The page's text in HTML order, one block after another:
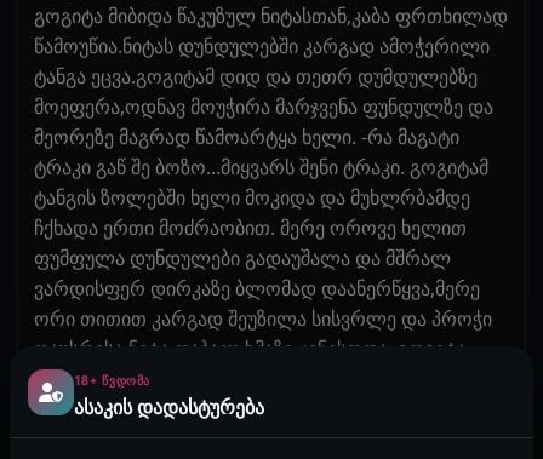
გოგიტა მიბიდა წაკუზულ ნიტასთან,კაბა ფრთხილად
წამოუწია.ნიტას დუნდულებში კარგად ამოჭერილი
ტანგა ეცვა.გოგიტამ დიდ და თეთრ დუმდულებზე
მოეფერა,ოდნავ მოუჭირა მარჯვენა ფუნდულზე და
მეორეზე მაგრად წამოარტყა ხელი. -რა მაგატი
ტრაკი გაწ შე ბოზო...მიყვარს შენი ტრაკი. გოგიტამ
ტანგის ზოლებში ხელი მოკიდა და მუხლრბამდე
ჩქხადა ერთი მოძრაობით. მერე ოროვე ხელით
ფუმფულა დუნდულები გადაუშალა და მშრალ
ვარდისფერ დირკაზე ბლომად დაანერწყვა,მერე
ორი თითით კარგად შეუზილა სისვრლე და პროჭი
დაუსრისა,ნიტა დაბალ ხმაზე კვნესოდა. გოგიტა
ფეხზე წამოდგა ცალი ხელით მარცხენა დუნდული
გადაუწია და ამდგარი ყლე ნიტას ანალზე
მიადო,ყლის თავზე დაინერწყვა და ნელ-ნელა
18+ ᲬᲕᲓᲝᲛᲐ
ასაკის დადასტურება